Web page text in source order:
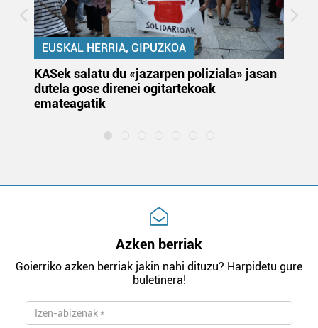
EUSKAL HERRIA, GIPUZKOA
KASek salatu du «jazarpen poliziala» jasan
dutela gose direnei ogitartekoak
emateagatik
Azken berriak
Goierriko azken berriak jakin nahi dituzu? Harpidetu gure
buletinera!